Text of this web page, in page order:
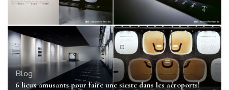
Blog
6 lieux amusants pour faire une sieste dans les aéroports!